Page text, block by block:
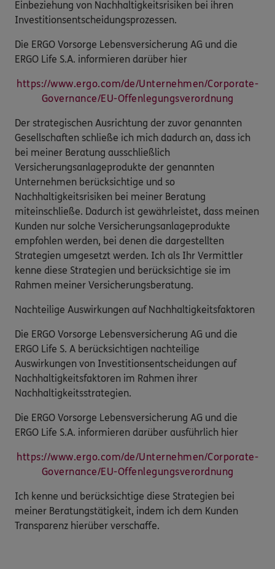
Einbeziehung von Nachhaltigkeitsrisiken bei ihren
Investitionsentscheidungsprozessen.
Die ERGO Vorsorge Lebensversicherung AG und die
ERGO Life S.A. informieren darüber hier
https://www.ergo.com/de/Unternehmen/Corporate-
Governance/EU-Offenlegungsverordnung
Der strategischen Ausrichtung der zuvor genannten
Gesellschaften schließe ich mich dadurch an, dass ich
bei meiner Beratung ausschließlich
Versicherungsanlageprodukte der genannten
Unternehmen berücksichtige und so
Nachhaltigkeitsrisiken bei meiner Beratung
miteinschließe. Dadurch ist gewährleistet, dass meinen
Kunden nur solche Versicherungsanlageprodukte
empfohlen werden, bei denen die dargestellten
Strategien umgesetzt werden. Ich als Ihr Vermittler
kenne diese Strategien und berücksichtige sie im
Rahmen meiner Versicherungsberatung.
Nachteilige Auswirkungen auf Nachhaltigkeitsfaktoren
Die ERGO Vorsorge Lebensversicherung AG und die
ERGO Life S. A berücksichtigen nachteilige
Auswirkungen von Investitionsentscheidungen auf
Nachhaltigkeitsfaktoren im Rahmen ihrer
Nachhaltigkeitsstrategien.
Die ERGO Vorsorge Lebensversicherung AG und die
ERGO Life S.A. informieren darüber ausführlich hier
https://www.ergo.com/de/Unternehmen/Corporate-
Governance/EU-Offenlegungsverordnung
Ich kenne und berücksichtige diese Strategien bei
meiner Beratungstätigkeit, indem ich dem Kunden
Transparenz hierüber verschaffe.